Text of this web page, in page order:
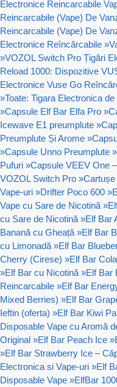
Electronice Reincarcabile
Reincarcabile (Vape) De
Reincarcabile (Vape) De
Electronice Reîncărcabile »
»VOZOL Switch Pro Țigări
Reload 1000: Dispozitive
Electronice Vuse Go
»Toate: Tigara Electronica
»Capsule Elf Bar Elfa Pro »
Icewave E1 preumplute »
Preumplute Și Arome »
»Capsule Unno Preumplute »
Pufuri »Capsule VEEV One
VOZOL Switch Pro »
Vape-uri »Drifter Poco 600 »
Vape cu Sare de Nicotină »
cu Sare de Nicotină »Elf Bar
Banană cu Gheață »Elf Bar
cu Limonadă »Elf Bar
Cherry (Cirese) »Elf Bar
»Elf Bar cu Nicotină »Elf Bar
Reincarcabile »Elf Bar
Mixed Berries) »Elf Bar
Ieftin (oferta) »Elf Bar Kiwi
Disposable Vape cu Aromă
Original »Elf Bar Peach Ice »
»Elf Bar Strawberry Ice –
Electronica si Vape-uri »Elf
Disposable Vape »ElfBar